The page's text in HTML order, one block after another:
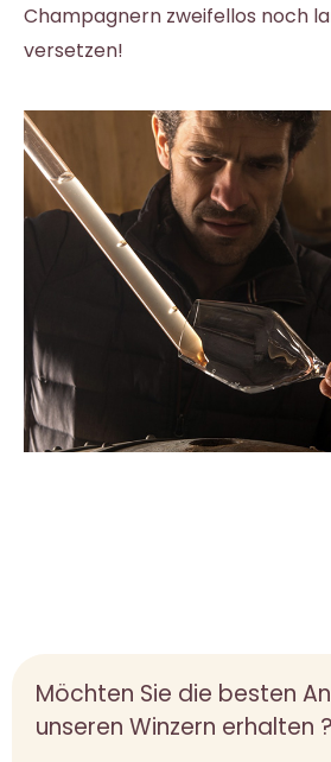
Champagnern zweifellos noch
versetzen!
Möchten Sie die besten
unseren Winzern erhalten ?